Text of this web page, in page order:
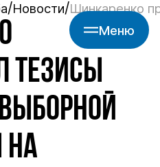
Меню
Новости Шинкаренко
ТЕЗИСЫ
НА